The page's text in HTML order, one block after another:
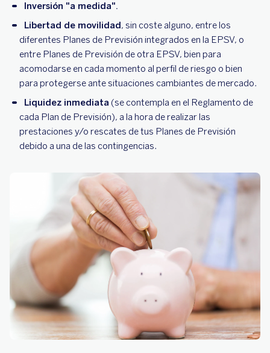
Inversión "a medida".
Libertad de movilidad, sin coste alguno, entre los
diferentes Planes de Previsión integrados en la EPSV, o
entre Planes de Previsión de otra EPSV, bien para
acomodarse en cada momento al perfil de riesgo o bien
para protegerse ante situaciones cambiantes de mercado.
Liquidez inmediata (se contempla en el Reglamento de
cada Plan de Previsión), a la hora de realizar las
prestaciones y/o rescates de tus Planes de Previsión
debido a una de las contingencias.